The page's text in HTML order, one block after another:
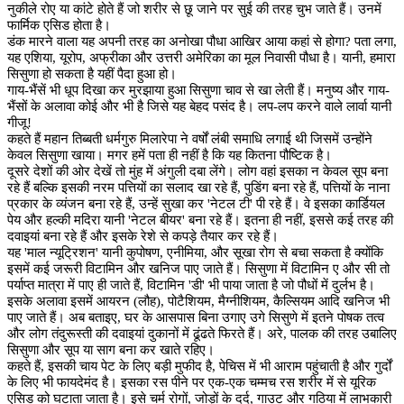
नुकीले रोए या कांटे होते हैं जो शरीर से छू जाने पर सुई की तरह चुभ जाते हैं। उनमें
फार्मिक एसिड होता है।
डंक मारने वाला यह अपनी तरह का अनोखा पौधा आखिर आया कहां से होगा? पता लगा,
यह एशिया, यूरोप, अफ्रीका और उत्तरी अमेरिका का मूल निवासी पौधा है। यानी, हमारा
सिसुणा हो सकता है यहीं पैदा हुआ हो।
गाय-भैंसें भी धूप दिखा कर मुरझाया हुआ सिसुणा चाव से खा लेती हैं। मनुष्य और गाय-
भैंसों के अलावा कोई और भी है जिसे यह बेहद पसंद है। लप-लप करने वाले लार्वा यानी
गीजू!
कहते हैं महान तिब्बती धर्मगुरु मिलारेपा ने वर्षों लंबी समाधि लगाई थी जिसमें उन्होंने
केवल सिसुणा खाया। मगर हमें पता ही नहीं है कि यह कितना पौष्टिक है।
दूसरे देशों की ओर देखें तो मुंह में अंगुली दबा लेंगे। लोग वहां इसका न केवल सूप बना
रहे हैं बल्कि इसकी नरम पत्तियों का सलाद खा रहे हैं, पुडिंग बना रहे हैं, पत्तियों के नाना
प्रकार के व्यंजन बना रहे हैं, उन्हें सुखा कर 'नेटल टी' पी रहे हैं। वे इसका कार्डियल
पेय और हल्की मदिरा यानी 'नेटल बीयर' बना रहे हैं। इतना ही नहीं, इससे कई तरह की
दवाइयां बना रहे हैं और इसके रेशे से कपड़े तैयार कर रहे हैं।
यह 'माल न्यूट्रिशन' यानी कुपोषण, एनीमिया, और सूखा रोग से बचा सकता है क्योंकि
इसमें कई जरूरी विटामिन और खनिज पाए जाते हैं। सिसुणा में विटामिन ए और सी तो
पर्याप्त मात्रा में पाए ही जाते हैं, विटामिन 'डी' भी पाया जाता है जो पौधों में दुर्लभ है।
इसके अलावा इसमें आयरन (लौह), पोटैशियम, मैग्नीशियम, कैल्सियम आदि खनिज भी
पाए जाते हैं। अब बताइए, घर के आसपास बिना उगाए उगे सिसुणे में इतने पोषक तत्व
और लोग तंदुरूस्ती की दवाइयां दुकानों में ढूंढते फिरते हैं। अरे, पालक की तरह उबालिए
सिसुणा और सूप या साग बना कर खाते रहिए।
कहते हैं, इसकी चाय पेट के लिए बड़ी मुफीद है, पेचिस में भी आराम पहुंचाती है और गुर्दों
के लिए भी फायदेमंद है। इसका रस पीने पर एक-एक चम्मच रस शरीर में से यूरिक
एसिड को घटाता जाता है। इसे चर्म रोगों, जोड़ों के दर्द, गाउट और गठिया में लाभकारी